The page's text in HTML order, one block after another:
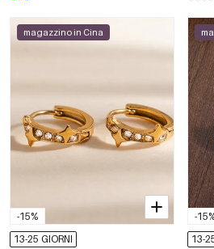
-15%
magazzino in Cina
13-25 GIORNI
-
13-